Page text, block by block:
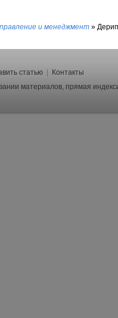
и менеджмент »
статью
Контакты
материалов, прямая